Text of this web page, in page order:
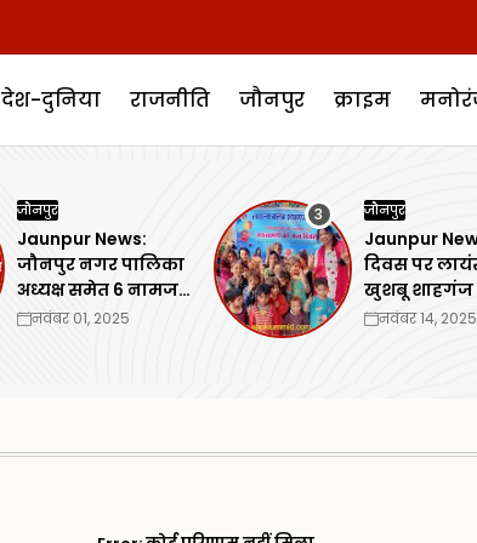
देश-दुनिया राजनीति जौनपुर क्राइम
जौनपुर
Jaunpur News:
जौनपुर नगर पालिका
अध्यक्ष समेत 6 नामजद
सहित अन्य के खिलाफ
नवंबर 01, 2025
जौनपुर
Jaunpur
दिवस पर
खुशबू
वितरण
नवंबर 14, 2025